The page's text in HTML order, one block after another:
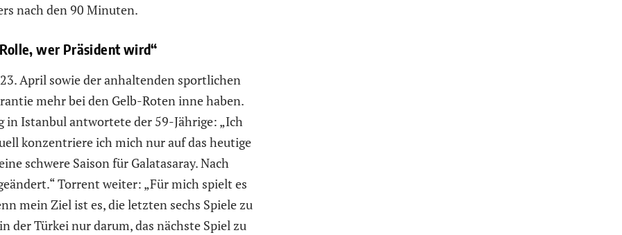
nach den 90 Minuten.
wer Präsident wird“
April sowie der anhaltenden sportlichen
mehr bei den Gelb-Roten inne haben.
in Istanbul antwortete der 59-Jährige: „Ich
konzentriere ich mich nur auf das heutige
schwere Saison für Galatasaray. Nach
Torrent weiter: „Für mich spielt es
mein Ziel ist es, die letzten sechs Spiele zu
der Türkei nur darum, das nächste Spiel zu